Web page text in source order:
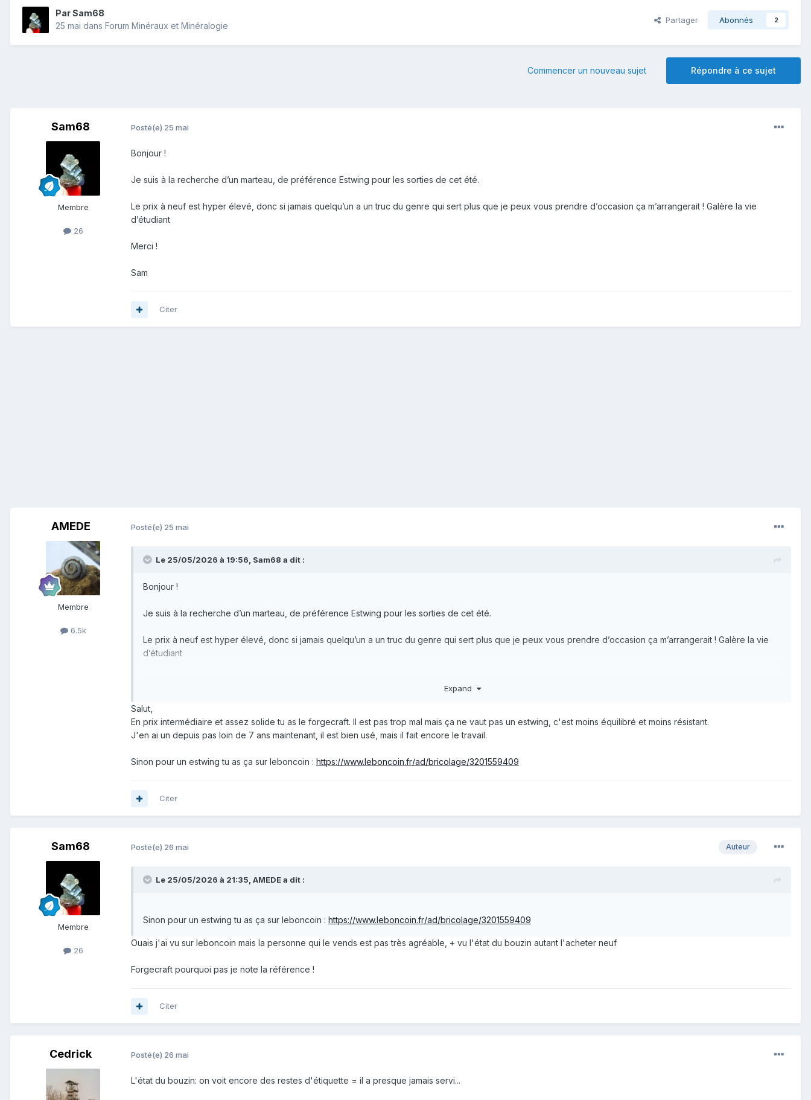
ParSam68
25 mai dans Forum Minéraux et Minéralogie
Partager Abonnés 2
Répondre à ce sujet
Commencer un nouveau sujet
Sam68
Membre
26
Posté(e) 25 mai
Bonjour !
Je suis à la recherche d’un marteau, de préférence Estwing pour les sorties de cet été.
Le prix à neuf est hyper élevé, donc si jamais quelqu’un a un truc du genre qui sert plus que je peux vous prendre d’occasion ça m’arrangerait ! Galère la vie
d’étudiant
Merci !
Sam
Citer
AMEDE
Membre
6.5k
Posté(e) 25 mai
Le 25/05/2026 à 19:56, Sam68 a dit :
Bonjour !
Je suis à la recherche d’un marteau, de préférence Estwing pour les sorties de cet été.
Le prix à neuf est hyper élevé, donc si jamais quelqu’un a un truc du genre qui sert plus que je peux vous prendre d’occasion ça m’arrangerait ! Galère la vie
d’étudiant
Sam
Expand
Salut,
En prix intermédiaire et assez solide tu as le forgecraft. Il est pas trop mal mais ça ne vaut pas un estwing, c'est moins équilibré et moins résistant.
J'en ai un depuis pas loin de 7 ans maintenant, il est bien usé, mais il fait encore le travail.
Sinon pour un estwing tu as ça sur leboncoin : https://www.leboncoin.fr/ad/bricolage/3201559409
Citer
Sam68
Membre
26
Auteur
Posté(e) 26 mai
Le 25/05/2026 à 21:35, AMEDEa dit :
Sinon pour un estwing tu as ça sur leboncoin : https://www.leboncoin.fr/ad/bricolage/3201559409
Ouais j'ai vu sur leboncoin mais la personne qui le vends est pas très agréable, + vu l'état du bouzin autant l'acheter neuf
Forgecraft pourquoi pas je note la référence !
Citer
Cedrick Posté(e) 26 mai
L'état du bouzin: on voit encore des restes d'étiquette = il a presque jamais servi...